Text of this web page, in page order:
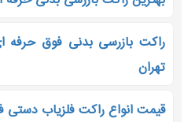
راکت بازرسی بدنی فوق حرفه
تهران
قیمت انواع راکت فلزیاب